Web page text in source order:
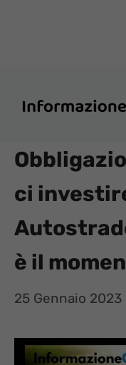
ci
è il
25 Gennaio 2023